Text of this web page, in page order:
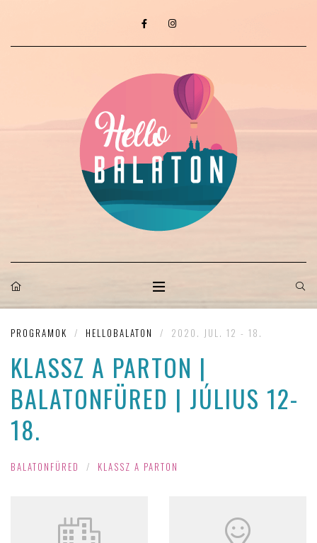
PROGRAMOK / HELLOBALATON / 2020. JUL. 12 - 18.
KLASSZ A PARTON |
BALATONFÜRED | JÚLIUS 12-
18.
BALATONFÜRED / KLASSZ A PARTON